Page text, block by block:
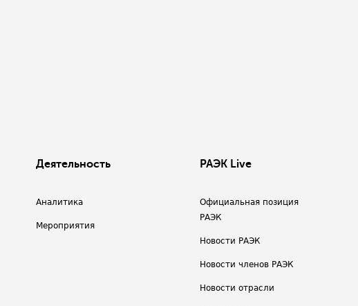
Деятельность
Аналитика
Мероприятия
РАЭК Live
Официальная позиция
РАЭК
Новости РАЭК
Новости членов РАЭК
Новости отрасли